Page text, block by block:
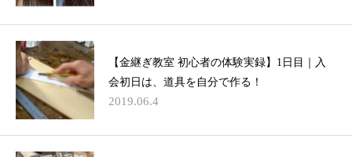
【金継ぎ教室 初心者の体験実録】1日目｜入
会初日は、道具を自分で作る！
2019.06.4